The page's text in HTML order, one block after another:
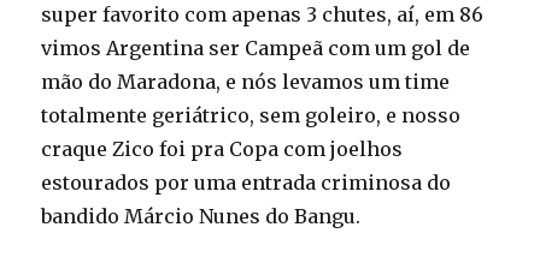
super favorito com apenas 3 chutes, aí, em 86
vimos Argentina ser Campeã com um gol de
mão do Maradona, e nós levamos um time
totalmente geriátrico, sem goleiro, e nosso
craque Zico foi pra Copa com joelhos
estourados por uma entrada criminosa do
bandido Márcio Nunes do Bangu.